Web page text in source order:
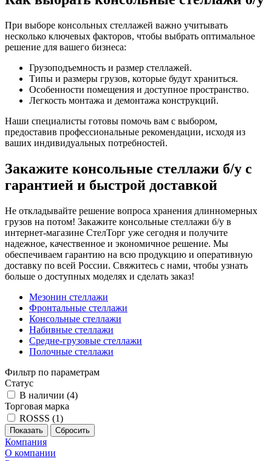
При выборе консольных стеллажей важно учитывать
несколько ключевых факторов, чтобы выбрать оптимальное
решение для вашего бизнеса:
Грузоподъемность и размер стеллажей.
Типы и размеры грузов, которые будут храниться.
Особенности помещения и доступное пространство.
Легкость монтажа и демонтажа конструкций.
Наши специалисты готовы помочь вам с выбором,
предоставив профессиональные рекомендации, исходя из
ваших индивидуальных потребностей.
Закажите консольные стеллажи б/у с
гарантией и быстрой доставкой
Не откладывайте решение вопроса хранения длинномерных
грузов на потом! Закажите консольные стеллажи б/у в
интернет-магазине СтелТорг уже сегодня и получите
надежное, качественное и экономичное решение. Мы
обеспечиваем гарантию на всю продукцию и оперативную
доставку по всей России. Свяжитесь с нами, чтобы узнать
больше о доступных моделях и сделать заказ!
Мезонин стеллажи
Фронтальные стеллажи
Консольные стеллажи
Набивные стеллажи
Средне-грузовые стеллажи
Полочные стеллажи
Фильтр по параметрам
Статус
В наличии (4)
Торговая марка
ROSSS (1)
Сбросить
Компания
О компании